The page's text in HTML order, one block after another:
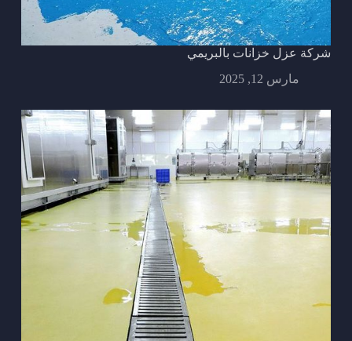
شركة عزل خزانات بالبريمي
مارس 12, 2025